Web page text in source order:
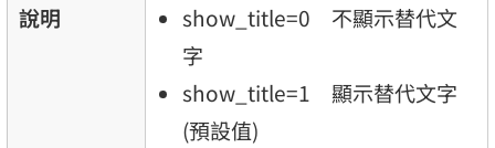
說明
show_title=0 不顯示替代文
字
show_title=1 顯示替代文字
(預設值)